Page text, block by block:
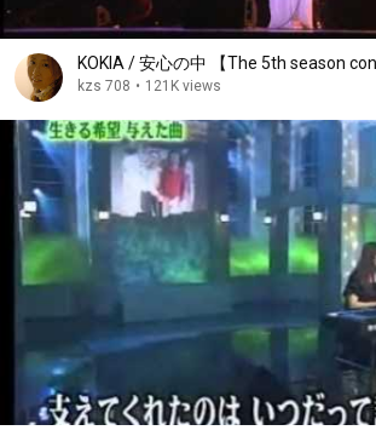
KOKIA / 安心の中 【The 5th season
kzs 708 • 121K views